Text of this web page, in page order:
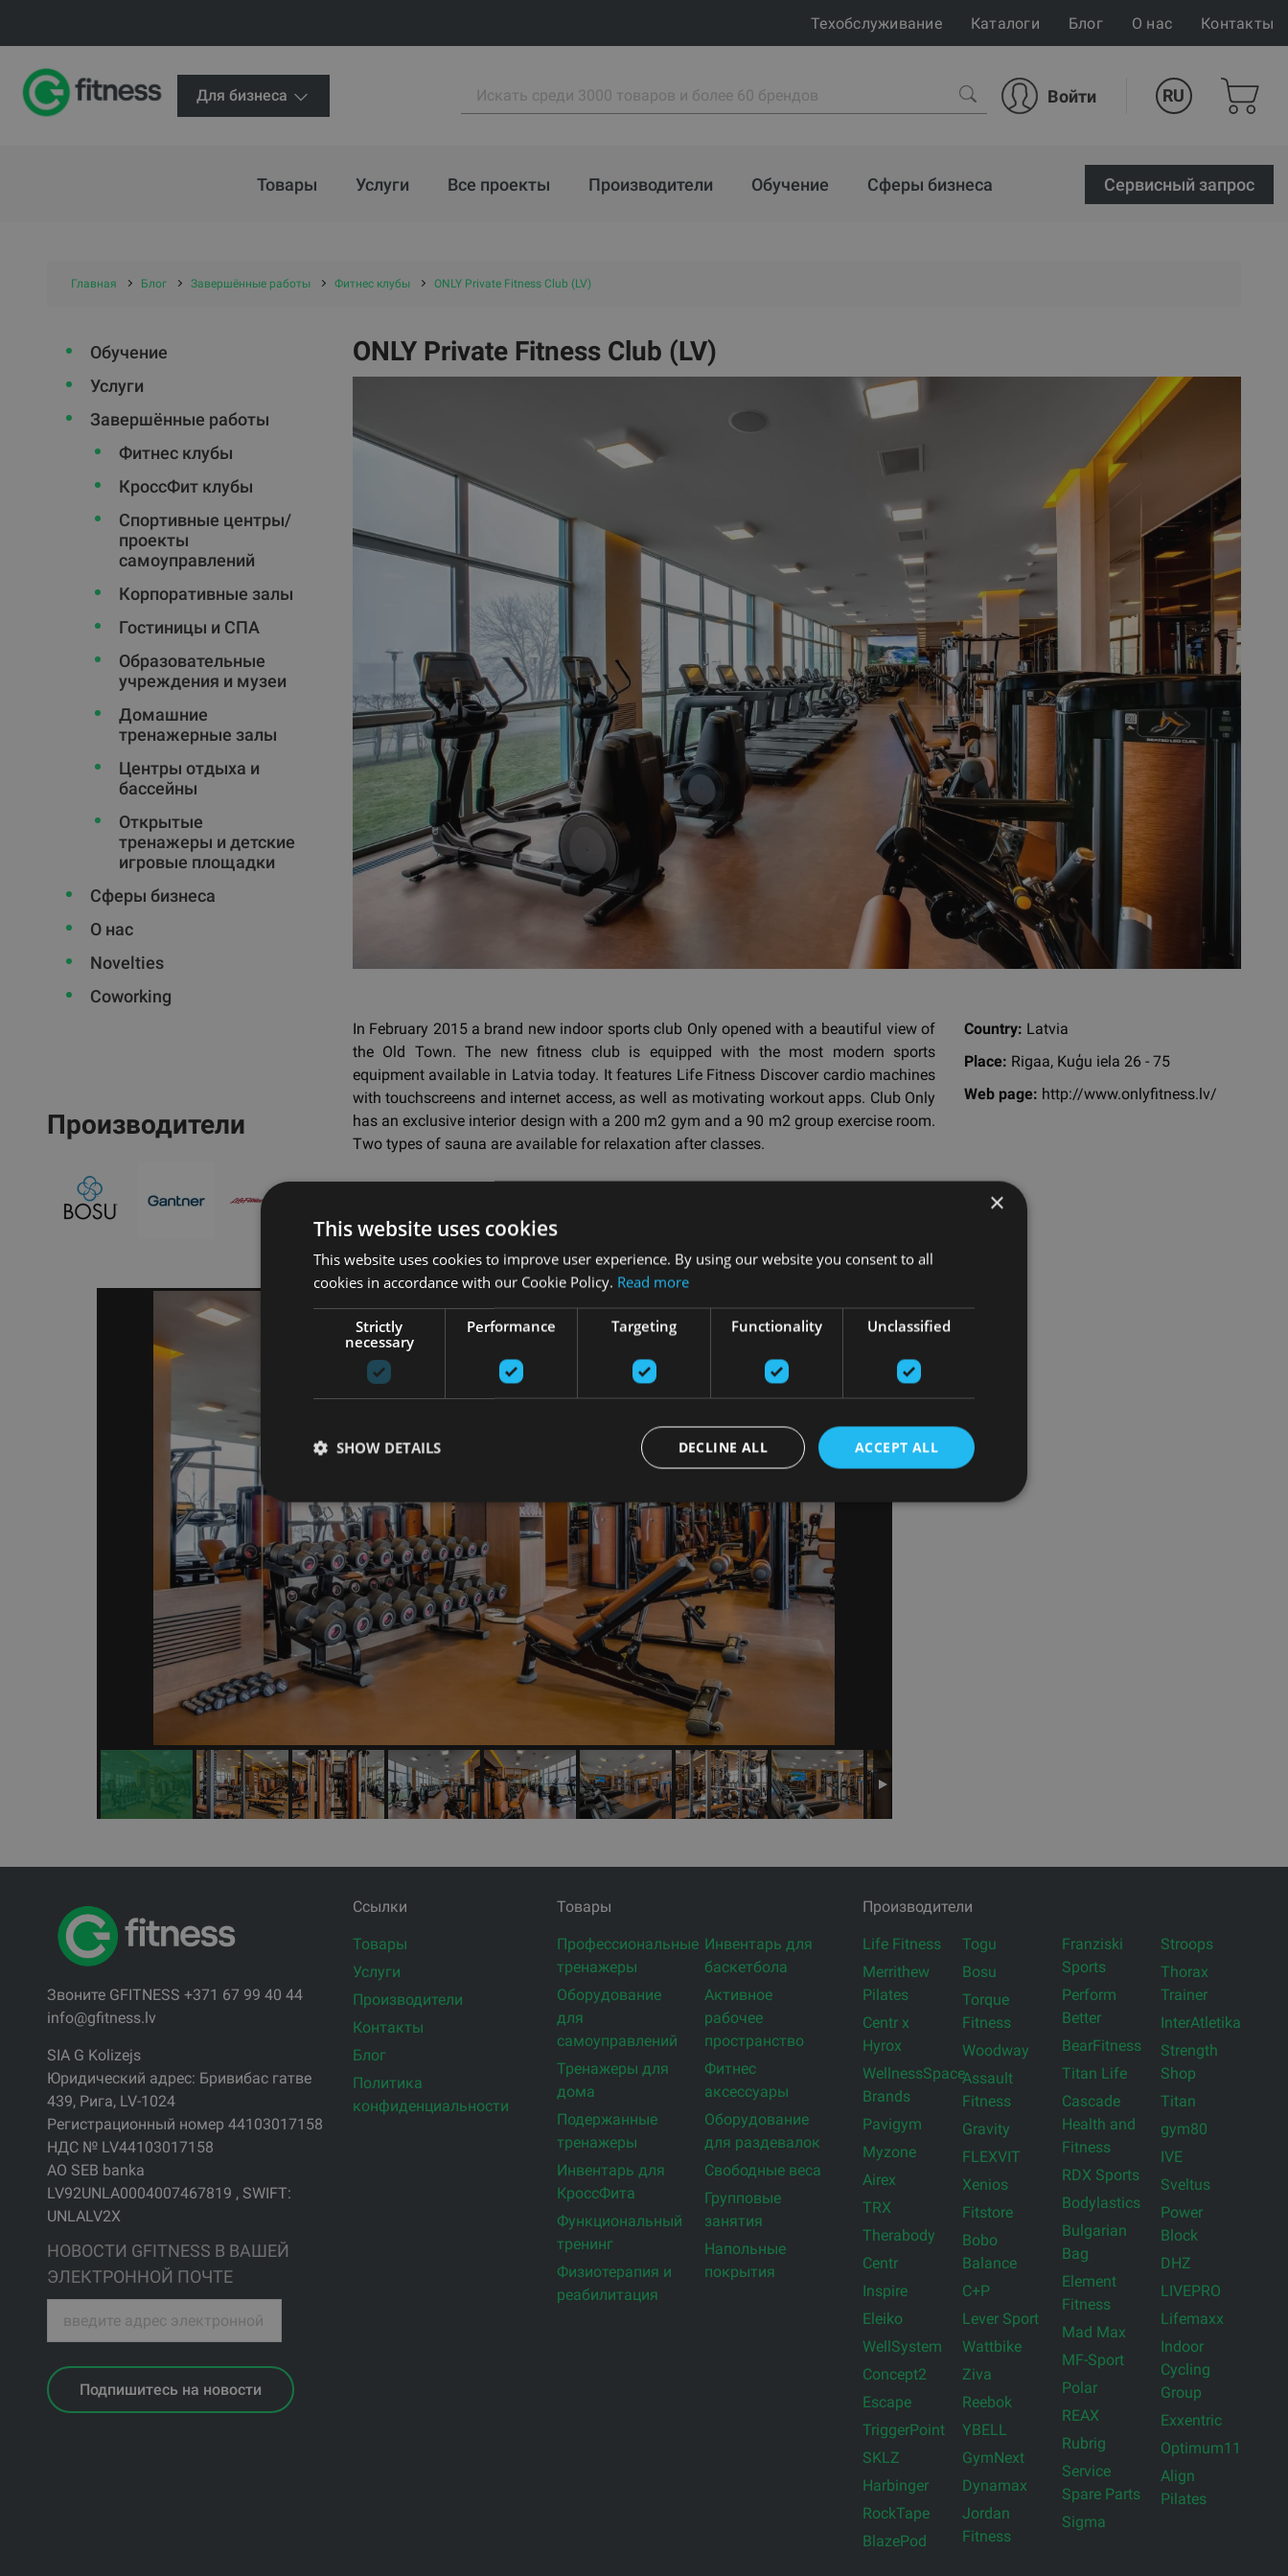
Техобслуживание Каталоги Блог О нас Контакты
Для бизнеса Войти RU
Товары Услуги Все проекты Производители Обучение Сферы бизнеса Cервисный запрос
Главная Блог Завершённые работы Фитнес клубы ONLY Private Fitness Club (LV)
Обучение
Услуги
Завершённые работы
Фитнес клубы
КроссФит клубы
Спортивные центры/
проекты
самоуправлений
Корпоративные залы
Гостиницы и СПА
Oбразовательные
учреждения и музеи
Домашние
тренажерные залы
Центры отдыха и
бассейны
Открытые
тренажеры и детские
игровые площадки
Сферы бизнеса
О нас
Novelties
Coworking
Производители
ONLY Private Fitness Club (LV)
In February 2015 a brand new indoor sports club Only opened with a beautiful view of
the Old Town. The new fitness club is equipped with the most modern sports
equipment available in Latvia today. It features Life Fitness Discover cardio machines
with touchscreens and internet access, as well as motivating workout apps. Club Only
has an exclusive interior design with a 200 m2 gym and a 90 m2 group exercise room.
Two types of sauna are available for relaxation after classes.
Country: Latvia
Place: Rigaa, Kuģu iela 26 - 75
Web page: http://www.onlyfitness.lv/
Назад
Звоните GFITNESS +371 67 99 40 44
info@gfitness.lv
SIA G Kolizejs
Юридический адрес: Бривибас гатве
439, Рига, LV-1024
Регистрационный номер 44103017158
НДС № LV44103017158
АО SEB banka
LV92UNLA0004007467819 , SWIFT:
UNLALV2X
НОВОСТИ GFITNESS В ВАШЕЙ
ЭЛЕКТРОННОЙ ПОЧТЕ
Подпишитесь на новости
Ссылки
Товары
Услуги
Производители
Контакты
Блог
Политика
конфиденциальности
Товары
Профессиональные
тренажеры
Оборудование
для
самоуправлений
Тренажеры для
дома
Подержанные
тренажеры
Инвентарь для
КроссФита
Функциональный
тренинг
Физиотерапия и
реабилитация
Инвентарь для
баскетбола
Активное
рабочее
пространство
Фитнес
аксессуары
Оборудование
для раздевалок
Свободные веса
Групповые
занятия
Напольные
покрытия
Производители
Life Fitness
Merrithew
Pilates
Centr x
Hyrox
WellnessSpace
Brands
Pavigym
Myzone
Airex
TRX
Therabody
Centr
Inspire
Eleiko
WellSystem
Concept2
Escape
TriggerPoint
SKLZ
Harbinger
RockTape
BlazePod
Togu
Bosu
Torque
Fitness
Woodway
Assault
Fitness
Gravity
FLEXVIT
Xenios
Fitstore
Bobo
Balance
C+P
Lever Sport
Wattbike
Ziva
Reebok
YBELL
GymNext
Dynamax
Jordan
Fitness
Franziski
Sports
Perform
Better
BearFitness
Titan Life
Cascade
Health and
Fitness
RDX Sports
Bodylastics
Bulgarian
Bag
Element
Fitness
Mad Max
MF-Sport
Polar
REAX
Rubrig
Service
Spare Parts
Sigma
Stroops
Thorax
Trainer
InterAtletika
Strength
Shop
Titan
gym80
IVE
Sveltus
Power
Block
DHZ
LIVEPRO
Lifemaxx
Indoor
Cycling
Group
Exxentric
Optimum11
Align
Pilates
×
This website uses cookies
This website uses cookies to improve user experience. By using our website you consent to all
cookies in accordance with our Cookie Policy. Read more
Strictly
necessary
Performance Targeting Functionality Unclassified
ACCEPT ALL
DECLINE ALL
SHOW DETAILS